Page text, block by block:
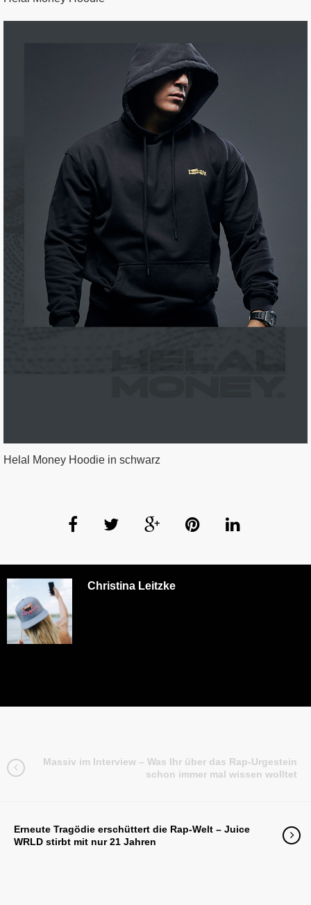
Helal Money Hoodie in schwarz
Christina Leitzke
Massiv im Interview – Was Ihr über das Rap-Urgestein
schon immer mal wissen wolltet
Erneute Tragödie erschüttert die Rap-Welt – Juice
WRLD stirbt mit nur 21 Jahren